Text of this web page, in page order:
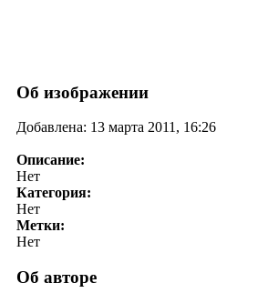
Об изображении
Добавлена: 13 марта 2011, 16:26
Описание:
Нет
Категория:
Нет
Метки:
Нет
Об авторе